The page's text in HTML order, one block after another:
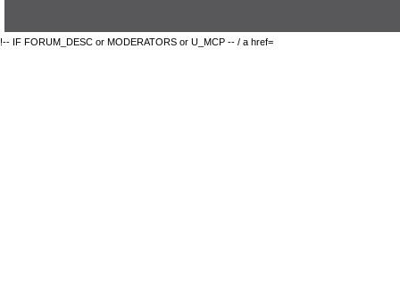
!-- IF FORUM_DESC or MODERATORS or U_MCP -- / a href=